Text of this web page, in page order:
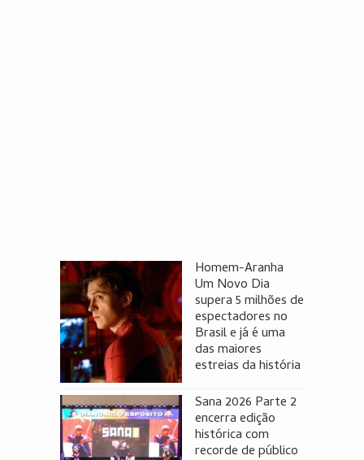
Homem-Aranha
Um Novo Dia
supera 5 milhões de
espectadores no
Brasil e já é uma
das maiores
estreias da história
Sana 2026 Parte 2
encerra edição
histórica com
recorde de público